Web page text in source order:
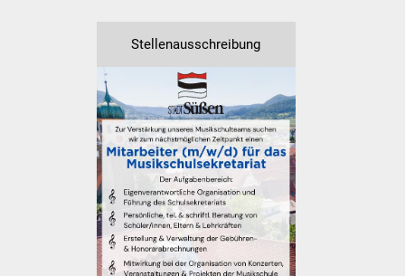
Beirat Süßener Vereine
Sportanlagen
Tourismus
Erlebnisregion
Schwäbischer Albtrauf
Route der
Industriekultur
Stellenausschreibung